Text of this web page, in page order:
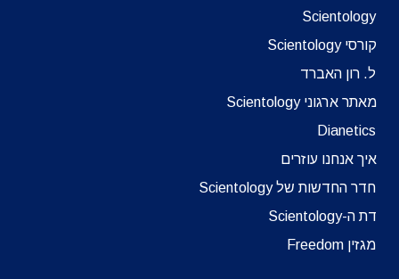
Scientology
קורסי Scientology
ל. רון האברד
מאתר ארגוני Scientology
Dianetics
איך אנחנו עוזרים
חדר החדשות של Scientology
דת ה-Scientology
מגזין Freedom